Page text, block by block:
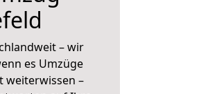
– wir
es Umzüge
weiterwissen –